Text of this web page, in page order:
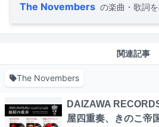
The Novembers の楽曲・歌詞
関連記事
The Novembers
DAIZAWA
屋四重奏、きのこ帝